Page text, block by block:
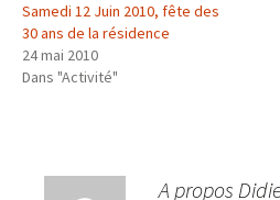
Samedi 12 Juin 2010, fête des
30 ans de la résidence
24 mai 2010
Dans "Activité"
A propos